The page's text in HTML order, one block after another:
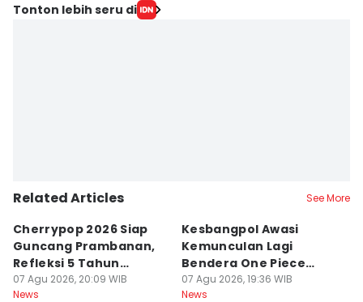
Tonton lebih seru di
Related Articles See More
Cherrypop 2026 Siap
Guncang Prambanan,
Refleksi 5 Tahun
Perjalanan
07 Agu 2026, 20:09 WIB
News
Kesbangpol Awasi
Kemunculan Lagi
Bendera One Piece
Jelang HUT RI
07 Agu 2026, 19:36 WIB
News